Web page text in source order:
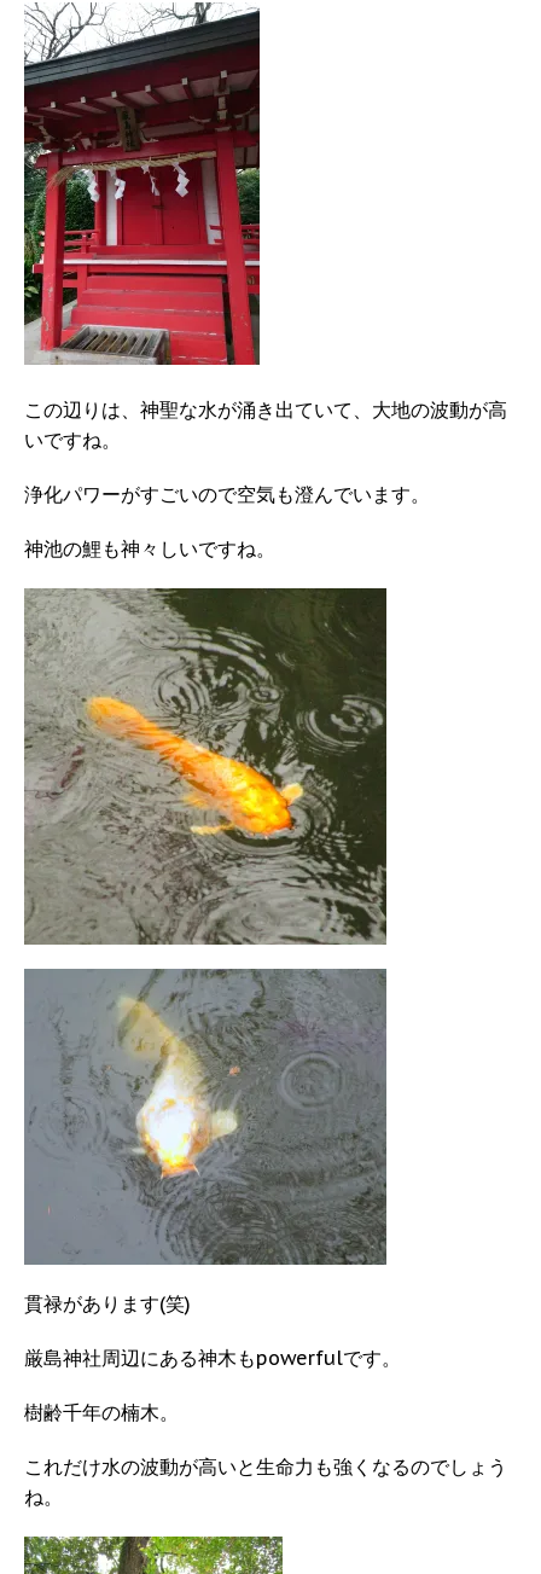
この辺りは、神聖な水が涌き出ていて、大地の波動が高
いですね。
浄化パワーがすごいので空気も澄んでいます。
神池の鯉も神々しいですね。
貫禄があります(笑)
厳島神社周辺にある神木もpowerfulです。
樹齢千年の楠木。
これだけ水の波動が高いと生命力も強くなるのでしょう
ね。